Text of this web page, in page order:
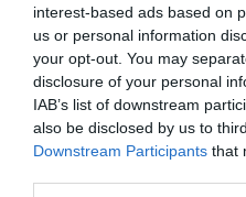
interest-based ads based on
us or personal information
your opt-out. You may
disclosure of your personal
IAB’s list of downstream
also be disclosed by us to
Downstream Participants that
EAN:
Reklamacje: 36
Ogólne
platformy:
Intel